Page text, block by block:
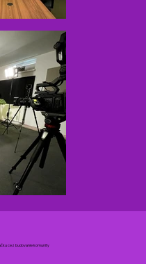
cez budovanie komunity